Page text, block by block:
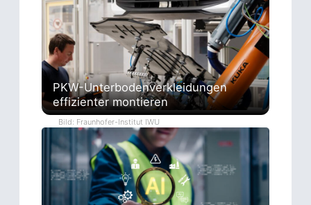
PKW-Unterbodenverkleidungen
effizienter montieren
Bild: Fraunhofer-Institut IWU